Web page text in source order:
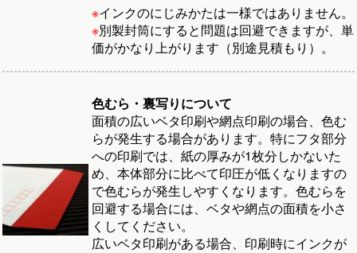
※インクのにじみかたは一様ではありません。
※別製封筒にすると問題は回避できますが、単
価がかなり上がります（別途見積もり）。
色むら・裏写りについて
面積の広いベタ印刷や網点印刷の場合、色む
らが発生する場合があります。特にフタ部分
への印刷では、紙の厚みが1枚分しかないた
め、本体部分に比べて印圧が低くなりますの
で色むらが発生しやすくなります。色むらを
回避する場合には、ベタや網点の面積を小さ
くしてください。
広いベタ印刷がある場合、印刷時にインクが